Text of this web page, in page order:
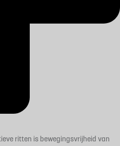
ritten is bewegingsvrijheid van